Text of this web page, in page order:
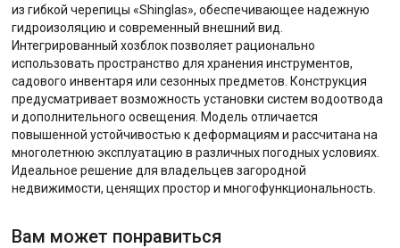
из гибкой черепицы «Shinglas», обеспечивающее надежную
гидроизоляцию и современный внешний вид.
Интегрированный хозблок позволяет рационально
использовать пространство для хранения инструментов,
садового инвентаря или сезонных предметов. Конструкция
предусматривает возможность установки систем водоотвода
и дополнительного освещения. Модель отличается
повышенной устойчивостью к деформациям и рассчитана на
многолетнюю эксплуатацию в различных погодных условиях.
Идеальное решение для владельцев загородной
недвижимости, ценящих простор и многофункциональность.
Вам может понравиться